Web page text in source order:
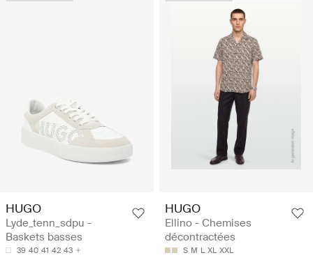
HUGO
Lyde_tenn_sdpu -
Baskets basses
39 40 41 42 43
HUGO
Ellino - Chemises
décontractées
S M L XL XXL